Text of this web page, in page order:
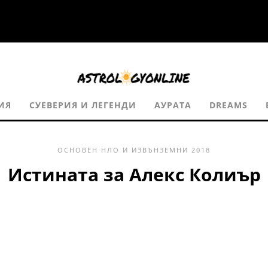
СУЕВЕРИЯ И ЛЕГЕНДИ АУРАТА DREAMS
ОСНОВЕН НЛО И ИЗВЪНЗЕМНИ 2018
Истината за Алекс Колиър